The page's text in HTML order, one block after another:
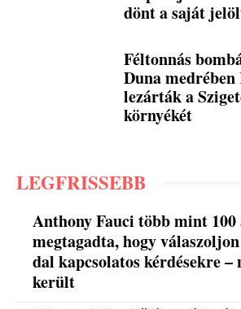
dönt a saját
Féltonnás
Duna
lezárták a
környékét
LEGFRISSEBB
Anthony Fauci több mint
megtagadta, hogy
dal kapcsolatos kérdésekre –
került